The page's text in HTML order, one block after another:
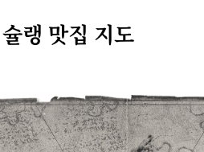
랭 맛집 지도